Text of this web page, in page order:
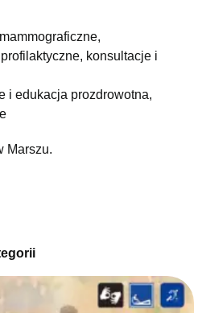
konsultacje i
i edukacja prozdrowotna,
Marszu.